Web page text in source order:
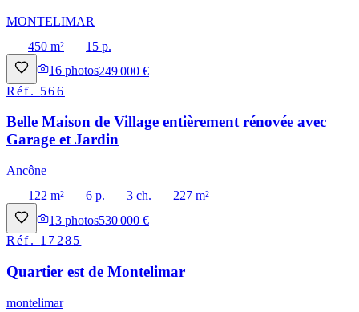
MONTELIMAR
450 m²
15 p.
16 photos249 000 €
Réf. 566
Belle Maison de Village entièrement rénovée avec
Garage et Jardin
Ancône
122 m²
6 p. 3 ch.
227 m²
13 photos530 000 €
Réf. 17285
Quartier est de Montelimar
montelimar